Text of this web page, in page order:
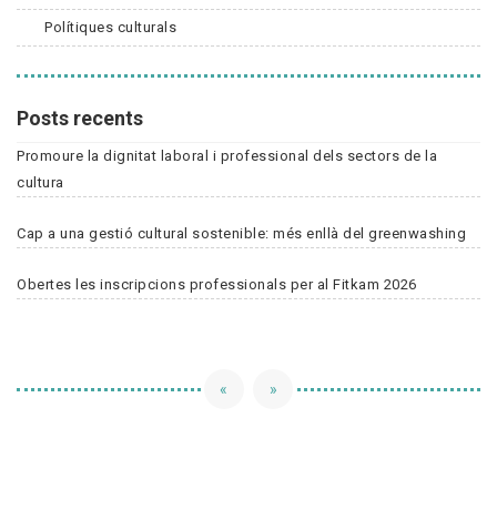
Polítiques culturals
Posts recents
Promoure la dignitat laboral i professional dels sectors de la
cultura
Cap a una gestió cultural sostenible: més enllà del greenwashing
Obertes les inscripcions professionals per al Fitkam 2026
« »